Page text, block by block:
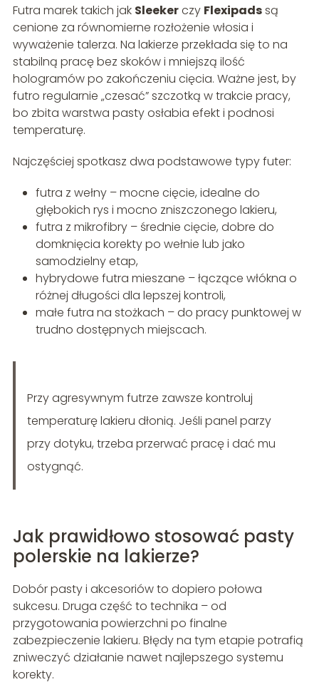
Futra marek takich jak Sleekerczy Flexipadssą
cenione za równomierne rozłożenie włosia i
wyważenie talerza. Na lakierze przekłada się to na
stabilną pracę bez skoków i mniejszą ilość
hologramów po zakończeniu cięcia. Ważne jest, by
futro regularnie „czesać” szczotką w trakcie pracy,
bo zbita warstwa pasty osłabia efekt i podnosi
temperaturę.
Najczęściej spotkasz dwa podstawowe typy futer:
futra z wełny – mocne cięcie, idealne do
głębokich rys i mocno zniszczonego lakieru,
futra z mikrofibry – średnie cięcie, dobre do
domknięcia korekty po wełnie lub jako
samodzielny etap,
hybrydowe futra mieszane – łączące włókna o
różnej długości dla lepszej kontroli,
małe futra na stożkach – do pracy punktowej w
trudno dostępnych miejscach.
Przy agresywnym futrze zawsze kontroluj
temperaturę lakieru dłonią. Jeśli panel parzy
przy dotyku, trzeba przerwać pracę i dać mu
ostygnąć.
Jak prawidłowo stosować pasty
polerskie na lakierze?
Dobór pasty i akcesoriów to dopiero połowa
sukcesu. Druga część to technika – od
przygotowania powierzchni po finalne
zabezpieczenie lakieru. Błędy na tym etapie potrafią
zniweczyć działanie nawet najlepszego systemu
korekty.